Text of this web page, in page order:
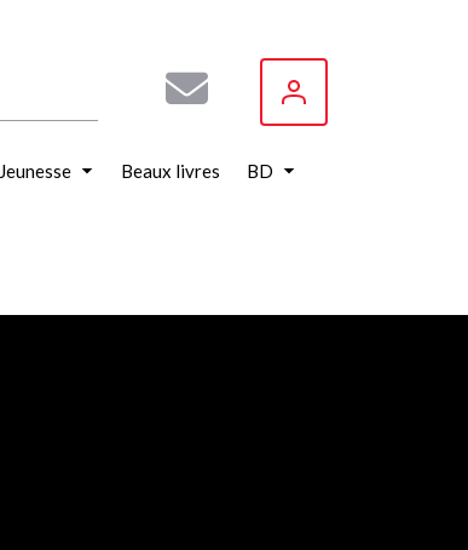
Jeunesse Beaux livres BD